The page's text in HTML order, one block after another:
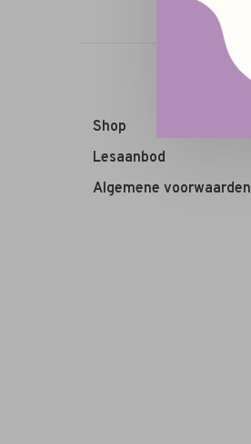
Shop
Lesaanbod
Algemene voorwaarden